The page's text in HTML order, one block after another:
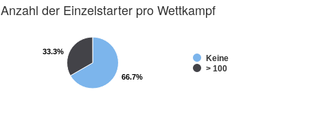
Anzahl der Einzelstarter pro Wettkampf
66.7%
66.7%
33.3%
33.3%
Keine
> 100